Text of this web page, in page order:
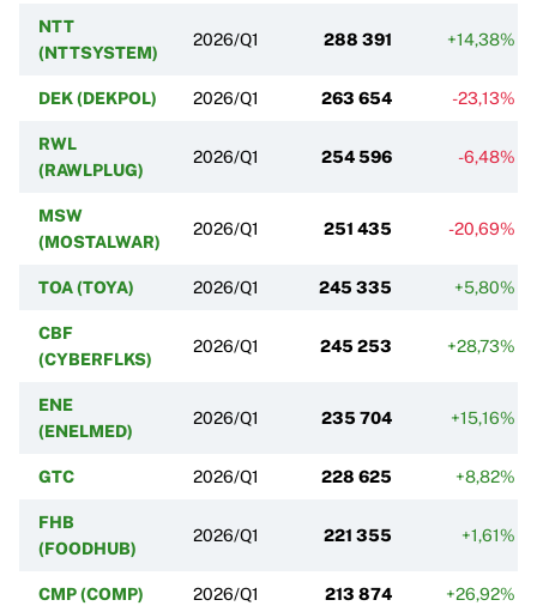
NTT
(NTTSYSTEM)
2026/Q1 288 391 +14,38%
DEK (DEKPOL) 2026/Q1 263 654 -23,13%
RWL
(RAWLPLUG)
2026/Q1 254 596 -6,48%
MSW
(MOSTALWAR)
2026/Q1 251 435 -20,69%
TOA (TOYA) 2026/Q1 245 335 +5,80%
CBF
(CYBERFLKS)
2026/Q1 245 253 +28,73%
ENE
(ENELMED)
2026/Q1 235 704 +15,16%
GTC 2026/Q1 228 625 +8,82%
FHB
(FOODHUB)
2026/Q1 221 355 +1,61%
CMP (COMP) 2026/Q1 213 874 +26,92%